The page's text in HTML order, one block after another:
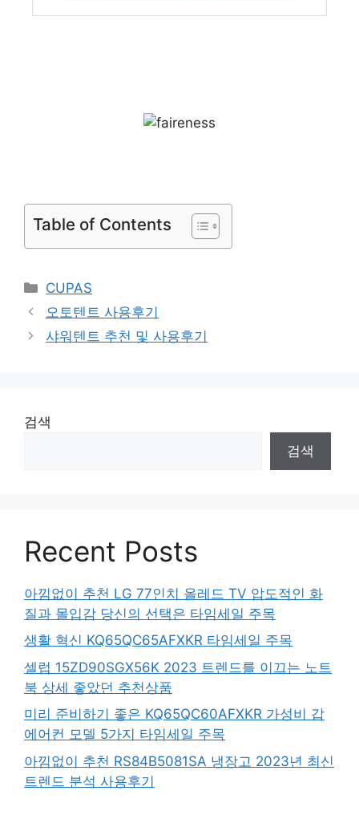
Table of Contents
Categories
CUPAS
오토텐트 사용후기
샤워텐트 추천 및 사용후기
검색
검색
Recent Posts
아낌없이 추천 LG 77인치 올레드 TV 압도적인 화
질과 몰입감 당신의 선택은 타임세일 주목
생활 혁신 KQ65QC65AFXKR 타임세일 주목
셀럽 15ZD90SGX56K 2023 트렌드를 이끄는 노트
북 상세 좋았던 추천상품
미리 준비하기 좋은 KQ65QC60AFXKR 가성비 갑
에어컨 모델 5가지 타임세일 주목
아낌없이 추천 RS84B5081SA 냉장고 2023년 최신
트렌드 분석 사용후기